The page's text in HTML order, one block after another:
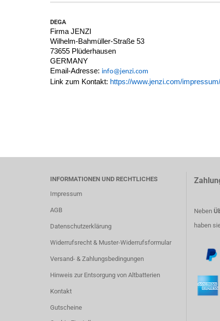
DEGA
Firma JENZI
Wilhelm-Bahmüller-Straße 53
73655 Plüderhausen
GERMANY
Email-Adresse: info@jenzi.com
Link zum Kontakt: https://www.jenzi.com/impressum/
INFORMATIONEN UND RECHTLICHES
Impressum
AGB
Datenschutzerklärung
Widerrufsrecht & Muster-Widerrufsformular
Versand- & Zahlungsbedingungen
Hinweis zur Entsorgung von Altbatterien
Kontakt
Gutscheine
Neben
haben